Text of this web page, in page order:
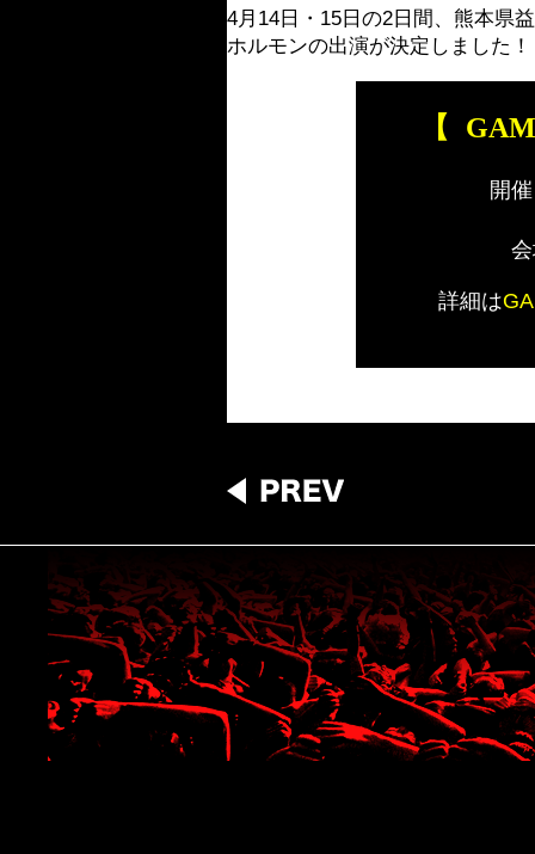
4月14日・15日の2日間、熊本県
ホルモンの出演が決定しました！
【
開
詳細は